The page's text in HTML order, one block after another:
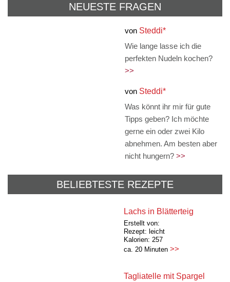
NEUESTE FRAGEN
von Steddi*
Wie lange lasse ich die
perfekten Nudeln kochen?
>>
von Steddi*
Was könnt ihr mir für gute
Tipps geben? Ich möchte
gerne ein oder zwei Kilo
abnehmen. Am besten aber
nicht hungern? >>
BELIEBTESTE REZEPTE
Lachs in Blätterteig
Erstellt von:
Rezept: leicht
Kalorien: 257
ca. 20 Minuten >>
Tagliatelle mit Spargel